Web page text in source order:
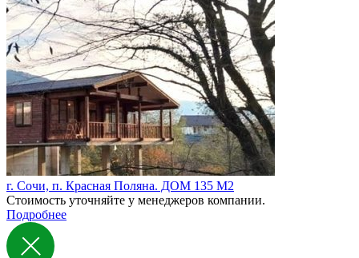
г. Сочи, п. Красная Поляна. ДОМ 135 М2
Стоимость уточняйте у менеджеров компании.
Подробнее